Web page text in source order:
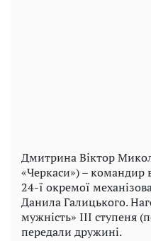
Дмитрина Віктор
«Черкаси») – командир
24-ї окремої
Данила Галицького.
мужність» III ступеня
передали дружині.